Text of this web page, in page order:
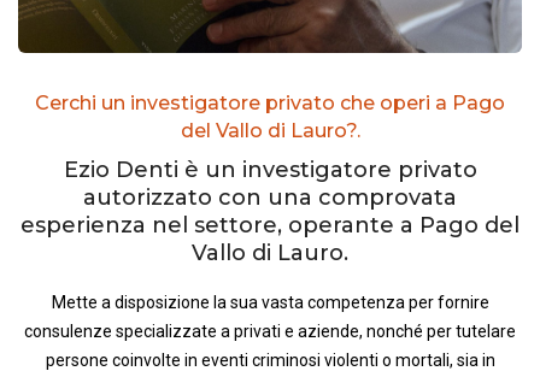
Cerchi un investigatore privato che operi a Pago
del Vallo di Lauro?.
Ezio Denti è un investigatore privato
autorizzato con una comprovata
esperienza nel settore, operante a Pago del
Vallo di Lauro.
Mette a disposizione la sua vasta competenza per fornire
consulenze specializzate a privati e aziende, nonché per tutelare
persone coinvolte in eventi criminosi violenti o mortali, sia in